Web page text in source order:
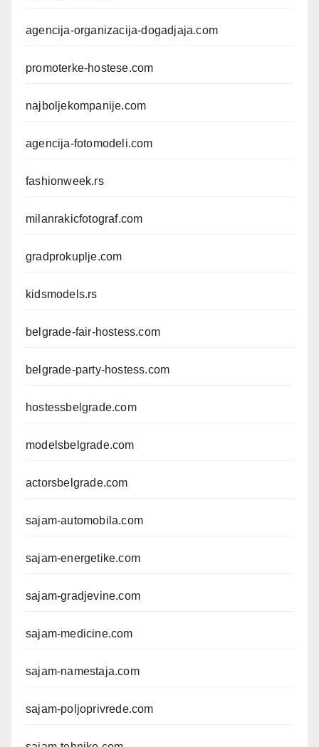
agencija-organizacija-dogadjaja.com
promoterke-hostese.com
najboljekompanije.com
agencija-fotomodeli.com
fashionweek.rs
milanrakicfotograf.com
gradprokuplje.com
kidsmodels.rs
belgrade-fair-hostess.com
belgrade-party-hostess.com
hostessbelgrade.com
modelsbelgrade.com
actorsbelgrade.com
sajam-automobila.com
sajam-energetike.com
sajam-gradjevine.com
sajam-medicine.com
sajam-namestaja.com
sajam-poljoprivrede.com